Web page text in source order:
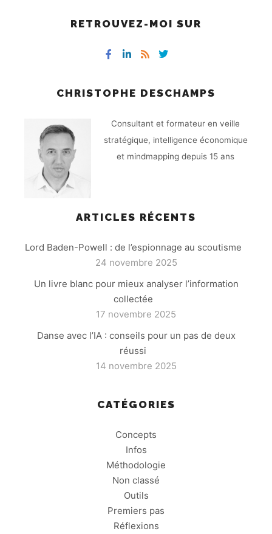
RETROUVEZ-MOI SUR
CHRISTOPHE DESCHAMPS
Consultant et formateur en veille
stratégique, intelligence économique
et mindmapping depuis 15 ans
ARTICLES RÉCENTS
Lord Baden-Powell : de l’espionnage au scoutisme
24 novembre 2025
Un livre blanc pour mieux analyser l’information
collectée
17 novembre 2025
Danse avec l’IA : conseils pour un pas de deux
réussi
14 novembre 2025
CATÉGORIES
Concepts
Infos
Méthodologie
Non classé
Outils
Premiers pas
Réflexions